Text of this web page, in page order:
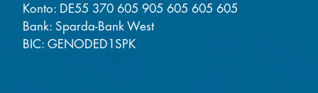
Konto: DE55 370 605 905 605 605 605
Bank: Sparda-Bank West
BIC: GENODED1SPK